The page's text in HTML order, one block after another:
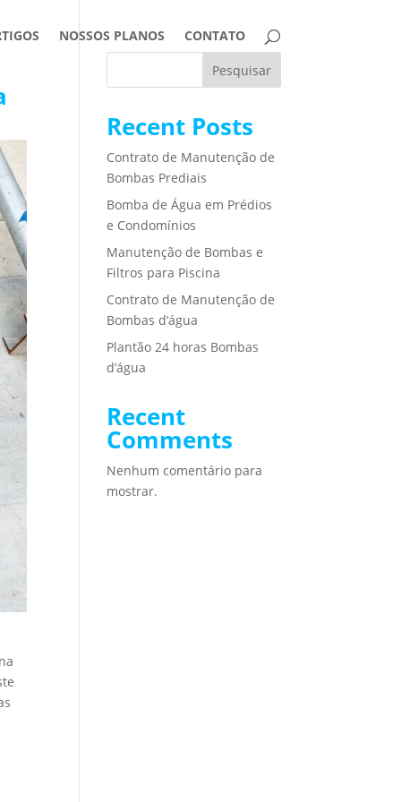
NOSSOS PLANOS CONTATO
Pesquisar
Recent Posts
Contrato de Manutenção de
Bombas Prediais
Bomba de Água em Prédios
e Condomínios
Manutenção de Bombas e
Filtros para Piscina
Contrato de Manutenção de
Bombas d’água
Plantão 24 horas Bombas
d’água
Recent
Comments
Nenhum comentário para
mostrar.